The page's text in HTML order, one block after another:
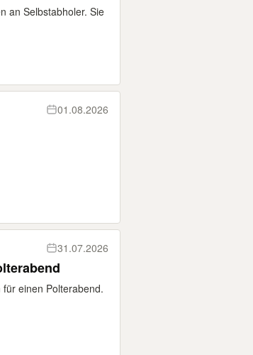
an Selbstabholer. Sie
01.08.2026
31.07.2026
einen Polterabend.